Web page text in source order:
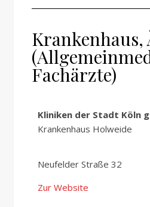
Krankenhaus,
Fachärzte)
Kliniken der Stadt Köln
Krankenhaus Holweide
Neufelder Straße 32
Zur Website